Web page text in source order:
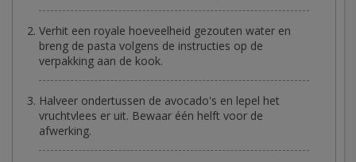
Verhit een royale hoeveelheid gezouten water en
breng de pasta volgens de instructies op de
verpakking aan de kook.
Halveer ondertussen de avocado's en lepel het
vruchtvlees er uit. Bewaar één helft voor de
afwerking.